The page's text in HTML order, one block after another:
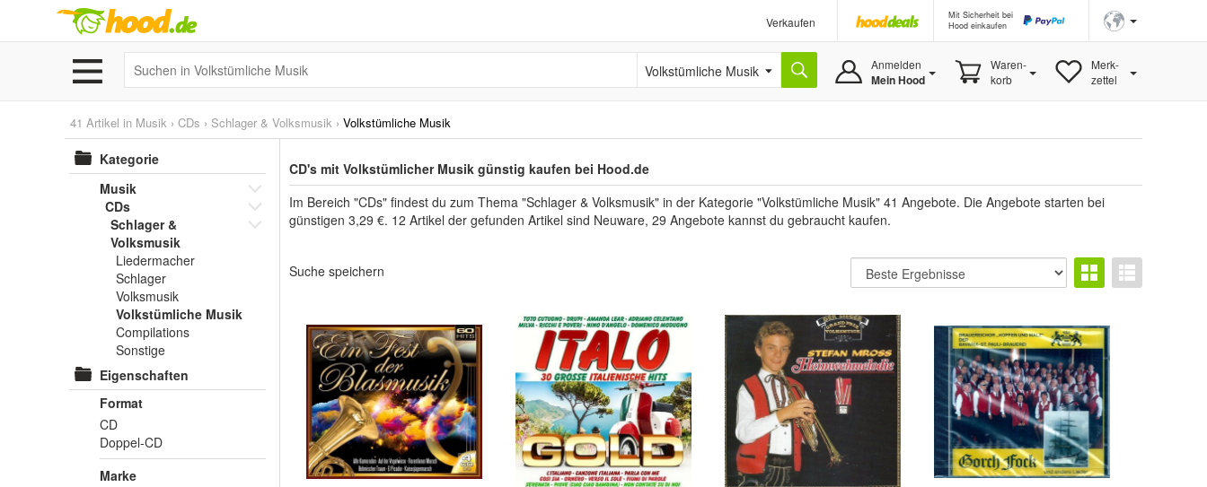
Verkaufen
Mit Sicherheit bei
Hood einkaufen
Volkstümliche Musik Anmelden
Mein Hood
Waren-
korb
Merk-
zettel
41 Artikel in Musik › CDs › Schlager & Volksmusik › Volkstümliche Musik
Kategorie
Musik
CDs
Schlager &
Volksmusik
Liedermacher
Schlager
Volksmusik
Volkstümliche Musik
Compilations
Sonstige
Eigenschaften
Format
CD
Doppel-CD
Marke
CD's mit Volkstümlicher Musik günstig kaufen bei Hood.de
Im Bereich "CDs" findest du zum Thema "Schlager & Volksmusik" in der Kategorie "Volkstümliche Musik" 41 Angebote. Die Angebote starten bei
günstigen 3,29 €. 12 Artikel der gefunden Artikel sind Neuware, 29 Angebote kannst du gebraucht kaufen.
Suche speichern